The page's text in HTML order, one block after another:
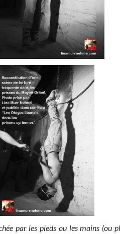
par les pieds ou les mains (ou